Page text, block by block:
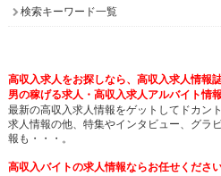
検索キーワード一覧
高収入求人をお探しなら、高収入求人情報
男の稼げる求人・高収入求人アルバイト情
最新の高収入求人情報をゲットしてドカント
求人情報の他、特集やインタビュー、グラ
報も・・・。
高収入バイトの求人情報ならお任せください